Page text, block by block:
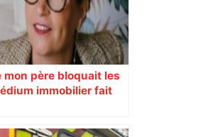
mon père bloquait les
immobilier fait